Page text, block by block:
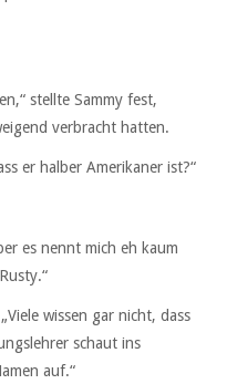
stellte Sammy fest,
verbracht hatten.
er halber Amerikaner ist?“
es nennt mich eh kaum
wissen gar nicht, dass
schaut ins
auf.“